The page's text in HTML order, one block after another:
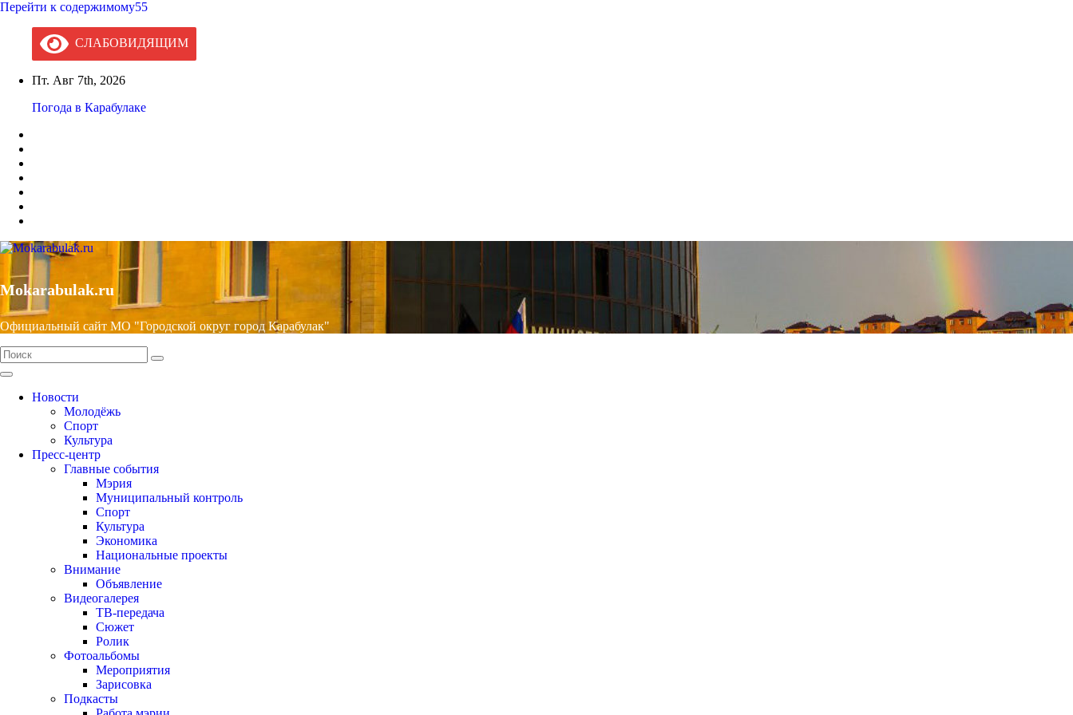
Перейти к содержимому55
СЛАБОВИДЯЩИМ
Пт. Авг 7th, 2026
Погода в Карабулаке
Mokarabulak.ru
Официальный сайт МО "Городской округ город Карабулак"
Новости
Молодёжь
Спорт
Культура
Пресс-центр
Главные события
Мэрия
Муниципальный контроль
Спорт
Культура
Экономика
Национальные проекты
Внимание
Объявление
Видеогалерея
ТВ-передача
Сюжет
Ролик
Фотоальбомы
Мероприятия
Зарисовка
Подкасты